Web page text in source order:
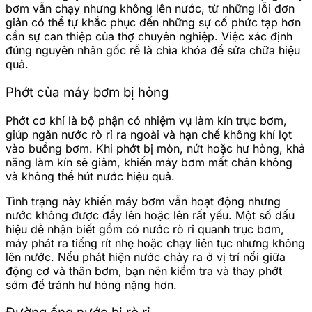
bơm vẫn chạy nhưng không lên nước, từ những lỗi đơn
giản có thể tự khắc phục đến những sự cố phức tạp hơn
cần sự can thiệp của thợ chuyên nghiệp. Việc xác định
đúng nguyên nhân gốc rễ là chìa khóa để sửa chữa hiệu
quả.
Phớt của máy bơm bị hỏng
Phớt cơ khí là bộ phận có nhiệm vụ làm kín trục bơm,
giúp ngăn nước rò rỉ ra ngoài và hạn chế không khí lọt
vào buồng bơm. Khi phớt bị mòn, nứt hoặc hư hỏng, khả
năng làm kín sẽ giảm, khiến máy bơm mất chân không
và không thể hút nước hiệu quả.
Tình trạng này khiến máy bơm vẫn hoạt động nhưng
nước không được đẩy lên hoặc lên rất yếu. Một số dấu
hiệu dễ nhận biết gồm có nước rò rỉ quanh trục bơm,
máy phát ra tiếng rít nhẹ hoặc chạy liên tục nhưng không
lên nước. Nếu phát hiện nước chảy ra ở vị trí nối giữa
động cơ và thân bơm, bạn nên kiểm tra và thay phớt
sớm để tránh hư hỏng nặng hơn.